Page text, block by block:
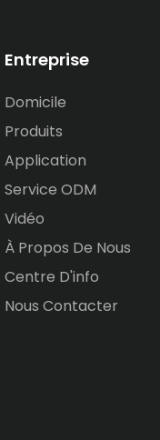
Entreprise
Domicile
Produits
Application
Service ODM
Vidéo
À Propos De Nous
Centre D'info
Nous Contacter